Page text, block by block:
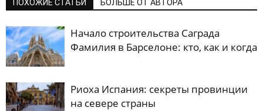
ПОХОЖИЕ СТАТЬИ БОЛЬШЕ ОТ АВТОРА
Начало строительства Саграда
Фамилия в Барселоне: кто, как и когда
Риоха Испания: секреты провинции
на севере страны